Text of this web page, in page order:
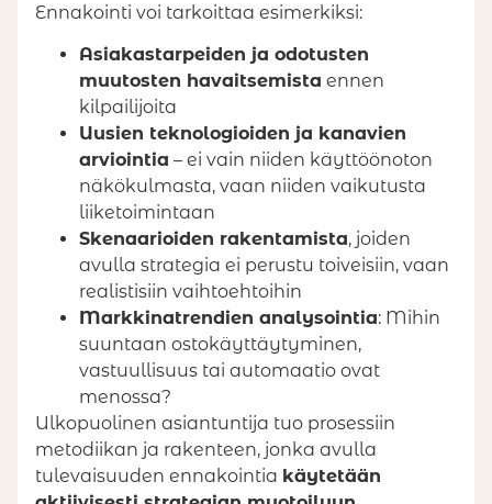
Ennakointi voi tarkoittaa esimerkiksi:
Asiakastarpeiden ja odotusten
muutosten havaitsemista ennen
kilpailijoita
Uusien teknologioiden ja kanavien
arviointia – ei vain niiden käyttöönoton
näkökulmasta, vaan niiden vaikutusta
liiketoimintaan
Skenaarioiden rakentamista, joiden
avulla strategia ei perustu toiveisiin, vaan
realistisiin vaihtoehtoihin
Markkinatrendien analysointia: Mihin
suuntaan ostokäyttäytyminen,
vastuullisuus tai automaatio ovat
menossa?
Ulkopuolinen asiantuntija tuo prosessiin
metodiikan ja rakenteen, jonka avulla
tulevaisuuden ennakointia käytetään